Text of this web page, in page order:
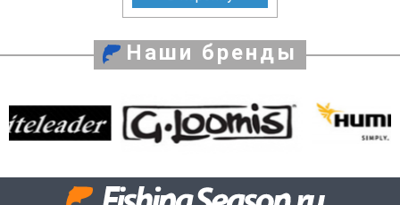
Наши бренды